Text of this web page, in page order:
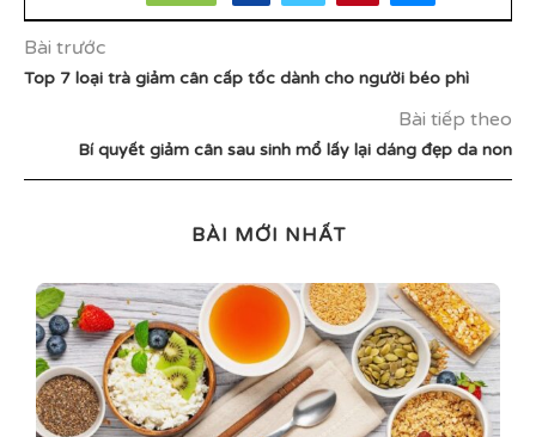
Bài trước
Top 7 loại trà giảm cân cấp tốc dành cho người béo phì
Bài tiếp theo
Bí quyết giảm cân sau sinh mổ lấy lại dáng đẹp da non
BÀI MỚI NHẤT